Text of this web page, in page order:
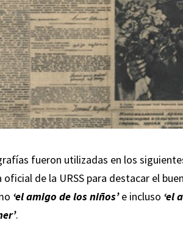
fueron utilizadas en los
oficial de la URSS para destacar el
‘el amigo de los niños’e incluso ‘el
.